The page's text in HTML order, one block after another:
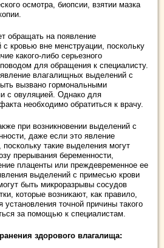
осмотра, биопсии, взятии мазка
обращать на появление
кровью вне менструации, поскольку
какого-либо серьезного
для обращения к специалисту.
влагалищных выделений с
вызвано гормональными
с овуляцией. Однако для
необходимо обратиться к врачу.
при возникновении выделений с
даже если это явление
поскольку такие выделения могут
прерывания беременности,
плаценты или преждевременное ее
выделений с примесью крови
быть микроразрывы сосудов
которые возникают, как правило,
установления точной причины такого
за помощью к специалистам.
здорового влагалища: